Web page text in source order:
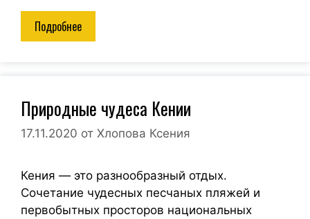
Подробнее
Природные чудеса Кении
17.11.2020 от Хлопова Ксения
Кения — это разнообразный отдых.
Сочетание чудесных песчаных пляжей и
первобытных просторов национальных